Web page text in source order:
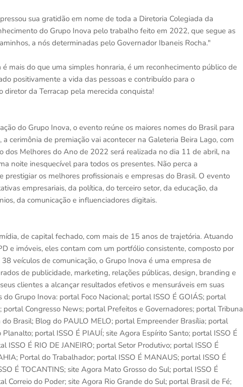
sua gratidão em nome de toda a Diretoria Colegiada da
do Grupo Inova pelo trabalho feito em 2022, que segue as
a nós determinadas pelo Governador Ibaneis Rocha."
mais do que uma simples honraria, é um reconhecimento público de
positivamente a vida das pessoas e contribuído para o
da Terracap pela merecida conquista!
do Grupo Inova, o evento reúne os maiores nomes do Brasil para
cerimônia de premiação vai acontecer na Galeteria Beira Lago, com
dos Melhores do Ano de 2022 será realizada no dia 11 de abril, na
noite inesquecível para todos os presentes. Não perca a
os melhores profissionais e empresas do Brasil. O evento
empresariais, da política, do terceiro setor, da educação, da
da comunicação e influenciadores digitais.
de capital fechado, com mais de 15 anos de trajetória. Atuando
e imóveis, eles contam com um portfólio consistente, composto por
veículos de comunicação, o Grupo Inova é uma empresa de
de publicidade, marketing, relações públicas, design, branding e
clientes a alcançar resultados efetivos e mensuráveis em suas
Grupo Inova: portal Foco Nacional; portal ISSO É GOIÁS; portal
Congresso News; portal Prefeitos e Governadores; portal Tribuna
Brasil; Blog do PAULO MELO; portal Empreender Brasília; portal
portal ISSO É PIAUÍ; site Agora Espírito Santo; portal ISSO É
ISSO É RIO DE JANEIRO; portal Setor Produtivo; portal ISSO É
Portal do Trabalhador; portal ISSO É MANAUS; portal ISSO É
É TOCANTINS; site Agora Mato Grosso do Sul; portal ISSO É
Correio do Poder; site Agora Rio Grande do Sul; portal Brasil de Fé;